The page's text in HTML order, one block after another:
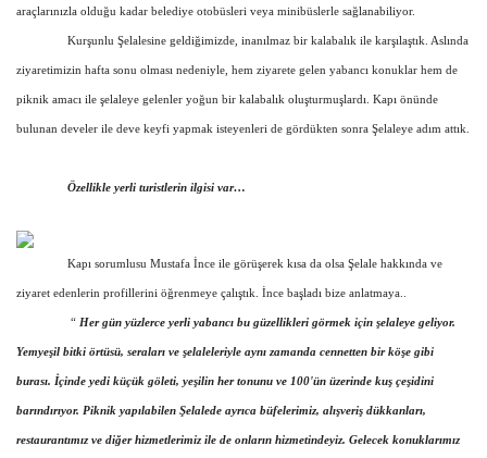
Araştırma - İnceleme
Lezzet Durakları
Sizlerden Gelenler
Yorumlar
Video Tanıtım
Köşe Yazarları
araçlarınızla olduğu kadar belediye otobüsleri veya minibüslerle sağlanabiliyor.
Kurşunlu Şelalesine geldiğimizde, inanılmaz bir kalabalık ile karşılaştık. Aslında
ziyaretimizin hafta sonu olması nedeniyle, hem ziyarete gelen yabancı konuklar hem de
piknik amacı ile şelaleye gelenler yoğun bir kalabalık oluşturmuşlardı. Kapı önünde
bulunan develer ile deve keyfi yapmak isteyenleri de gördükten sonra Şelaleye adım attık.
Özellikle yerli turistlerin ilgisi var…
Kapı sorumlusu Mustafa İnce ile görüşerek kısa da olsa Şelale hakkında ve
ziyaret edenlerin profillerini öğrenmeye çalıştık. İnce başladı bize anlatmaya..
“ Her gün yüzlerce yerli yabancı bu güzellikleri görmek için şelaleye geliyor.
Yemyeşil bitki örtüsü, seraları ve şelaleleriyle aynı zamanda cennetten bir köşe gibi
burası. İçinde yedi küçük göleti, yeşilin her tonunu ve 100'ün üzerinde kuş çeşidini
barındırıyor. Piknik yapılabilen Şelalede ayrıca büfelerimiz, alışveriş dükkanları,
restaurantımız ve diğer hizmetlerimiz ile de onların hizmetindeyiz. Gelecek konuklarımız